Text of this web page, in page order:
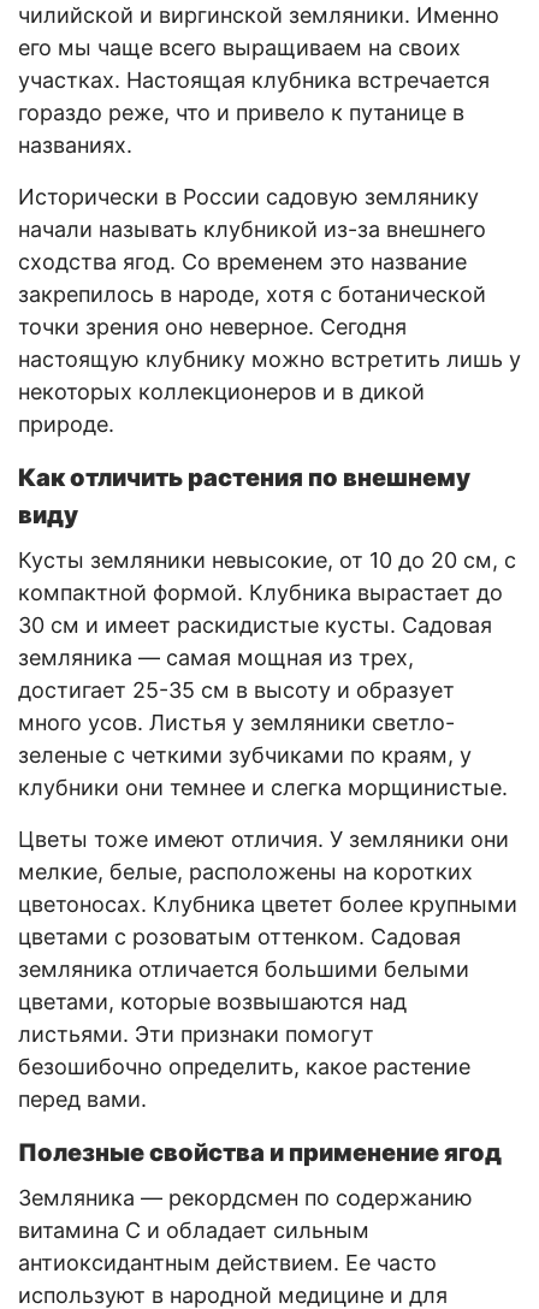
чилийской и виргинской земляники. Именно
его мы чаще всего выращиваем на своих
участках. Настоящая клубника встречается
гораздо реже, что и привело к путанице в
названиях.
Исторически в России садовую землянику
начали называть клубникой из-за внешнего
сходства ягод. Со временем это название
закрепилось в народе, хотя с ботанической
точки зрения оно неверное. Сегодня
настоящую клубнику можно встретить лишь у
некоторых коллекционеров и в дикой
природе.
Как отличить растения по внешнему
виду
Кусты земляники невысокие, от 10 до 20 см, с
компактной формой. Клубника вырастает до
30 см и имеет раскидистые кусты. Садовая
земляника — самая мощная из трех,
достигает 25-35 см в высоту и образует
много усов. Листья у земляники светло-
зеленые с четкими зубчиками по краям, у
клубники они темнее и слегка морщинистые.
Цветы тоже имеют отличия. У земляники они
мелкие, белые, расположены на коротких
цветоносах. Клубника цветет более крупными
цветами с розоватым оттенком. Садовая
земляника отличается большими белыми
цветами, которые возвышаются над
листьями. Эти признаки помогут
безошибочно определить, какое растение
перед вами.
Полезные свойства и применение ягод
Земляника — рекордсмен по содержанию
витамина C и обладает сильным
антиоксидантным действием. Ее часто
используют в народной медицине и для